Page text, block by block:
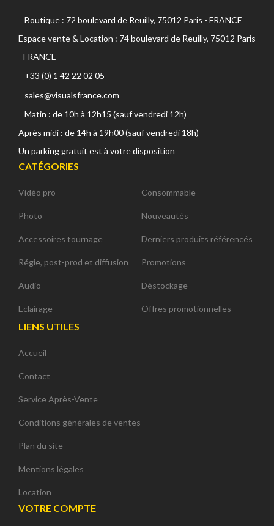
Boutique : 72 boulevard de Reuilly, 75012 Paris - FRANCE
Espace vente & Location : 74 boulevard de Reuilly, 75012 Paris
- FRANCE
+33 (0) 1 42 22 02 05
sales@visualsfrance.com
Matin : de 10h à 12h15 (sauf vendredi 12h)
Après midi : de 14h à 19h00 (sauf vendredi 18h)
Un parking gratuit est à votre disposition
CATÉGORIES
Vidéo pro
Photo
Accessoires tournage
Régie, post-prod et diffusion
Audio
Eclairage
Consommable
Nouveautés
Derniers produits référencés
Promotions
Déstockage
Offres promotionnelles
LIENS UTILES
Accueil
Contact
Service Après-Vente
Conditions générales de ventes
Plan du site
Mentions légales
Location
VOTRE COMPTE